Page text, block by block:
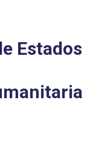
Estados